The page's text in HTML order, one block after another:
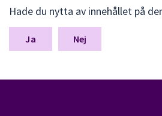
ä
m
a
y
Hade du nytta av innehållet på
Nej